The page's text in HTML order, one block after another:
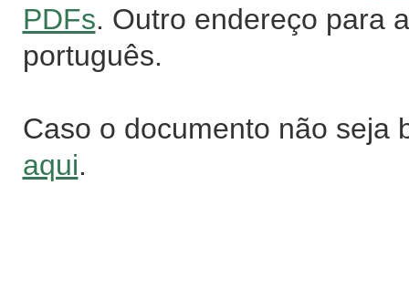
PDFs. Outro endereço para
português.
Caso o documento não seja
aqui.